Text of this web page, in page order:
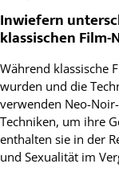
Inwiefern
klassischen
Während klassische
wurden und die
verwenden Neo-
Techniken, um ihre
enthalten sie in der
und Sexualität im